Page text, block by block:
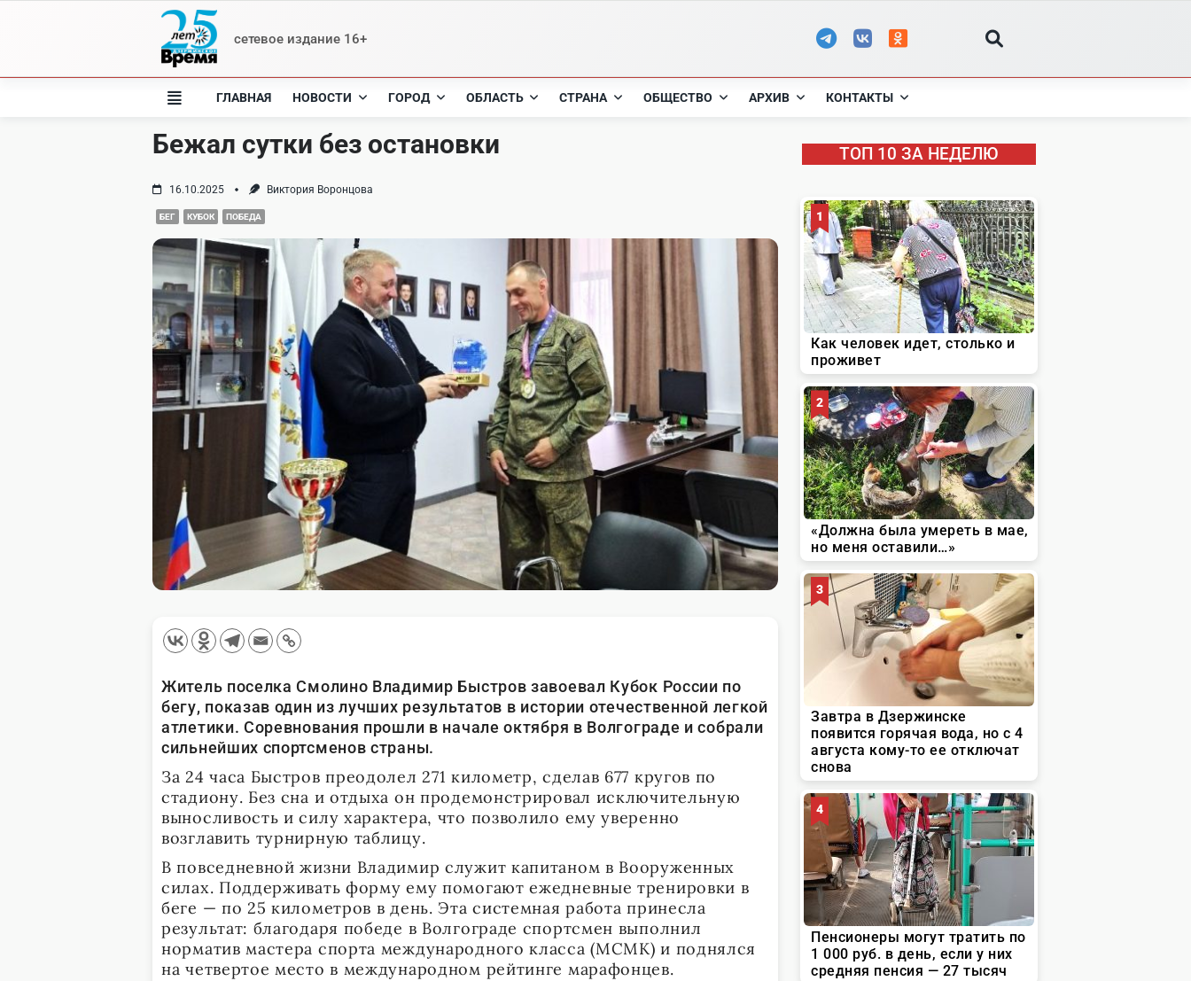
сетевое издание 16+
ГЛАВНАЯ НОВОСТИ ГОРОД ОБЛАСТЬ СТРАНА ОБЩЕСТВО АРХИВ КОНТАКТЫ
Бежал сутки без остановки
16.10.2025 Виктория Воронцова
БЕГ КУБОК ПОБЕДА
Житель поселка Смолино Владимир Быстров завоевал Кубок России по
бегу, показав один из лучших результатов в истории отечественной легкой
атлетики. Соревнования прошли в начале октября в Волгограде и собрали
сильнейших спортсменов страны.
За 24 часа Быстров преодолел 271 километр, сделав 677 кругов по
стадиону. Без сна и отдыха он продемонстрировал исключительную
выносливость и силу характера, что позволило ему уверенно
возглавить турнирную таблицу.
В повседневной жизни Владимир служит капитаном в Вооруженных
силах. Поддерживать форму ему помогают ежедневные тренировки в
беге — по 25 километров в день. Эта системная работа принесла
результат: благодаря победе в Волгограде спортсмен выполнил
норматив мастера спорта международного класса (МСМК) и поднялся
на четвертое место в международном рейтинге марафонцев.
ТОП 10 ЗА НЕДЕЛЮ